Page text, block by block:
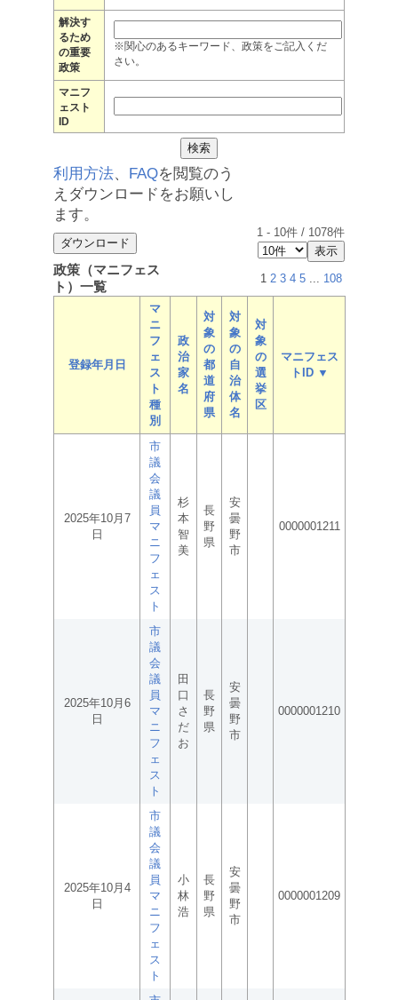
解決す
るため
の重要
政策
※関心のあるキーワード、政策をご記入くだ
さい。
マニフ
ェスト
ID
利用方法、 FAQを閲覧のう
えダウンロードをお願いし
ます。
1 - 10件 / 1078件
政策（マニフェス
ト）一覧
1 2 3 4 5 ... 108
登録年月日
マ
ニ
フ
ェ
ス
ト
種
別
政
治
家
名
対
象
の
都
道
府
県
対
象
の
自
治
体
名
対
象
の
選
挙
区
マニフェス
トID ▼
2025年10月7
日
市
議
会
議
員
マ
ニ
フ
ェ
ス
ト
杉
本
智
美
長
野
県
安
曇
野
市
0000001211
2025年10月6
日
市
議
会
議
員
マ
ニ
フ
ェ
ス
ト
田
口
さ
だ
お
長
野
県
安
曇
野
市
0000001210
2025年10月4
日
市
議
会
議
員
マ
ニ
フ
ェ
ス
ト
小
林
浩
長
野
県
安
曇
野
市
0000001209